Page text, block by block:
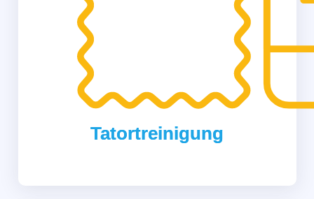
Tatortreinigung